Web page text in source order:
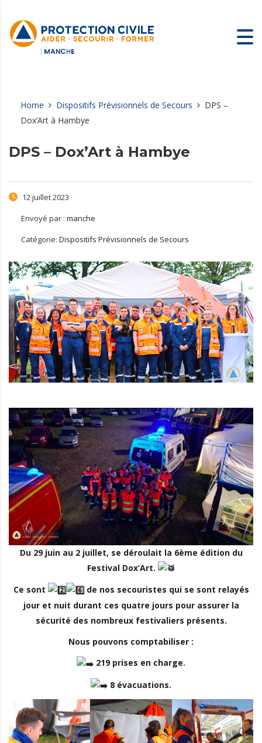
Home Dispositifs Prévisionnels de Secours
DPS –
Dox’Art à Hambye
DPS – Dox’Art à Hambye
12 juillet 2023
Envoyé par : manche
Catégorie: Dispositifs Prévisionnels de Secours
Du 29 juin au 2 juillet, se déroulait la 6ème édition du
Festival Dox’Art.
Ce sont
de nos secouristes qui se sont relayés
jour et nuit durant ces quatre jours pour assurer la
sécurité des nombreux festivaliers présents.
Nous pouvons comptabiliser :
219 prises en charge.
8 évacuations.